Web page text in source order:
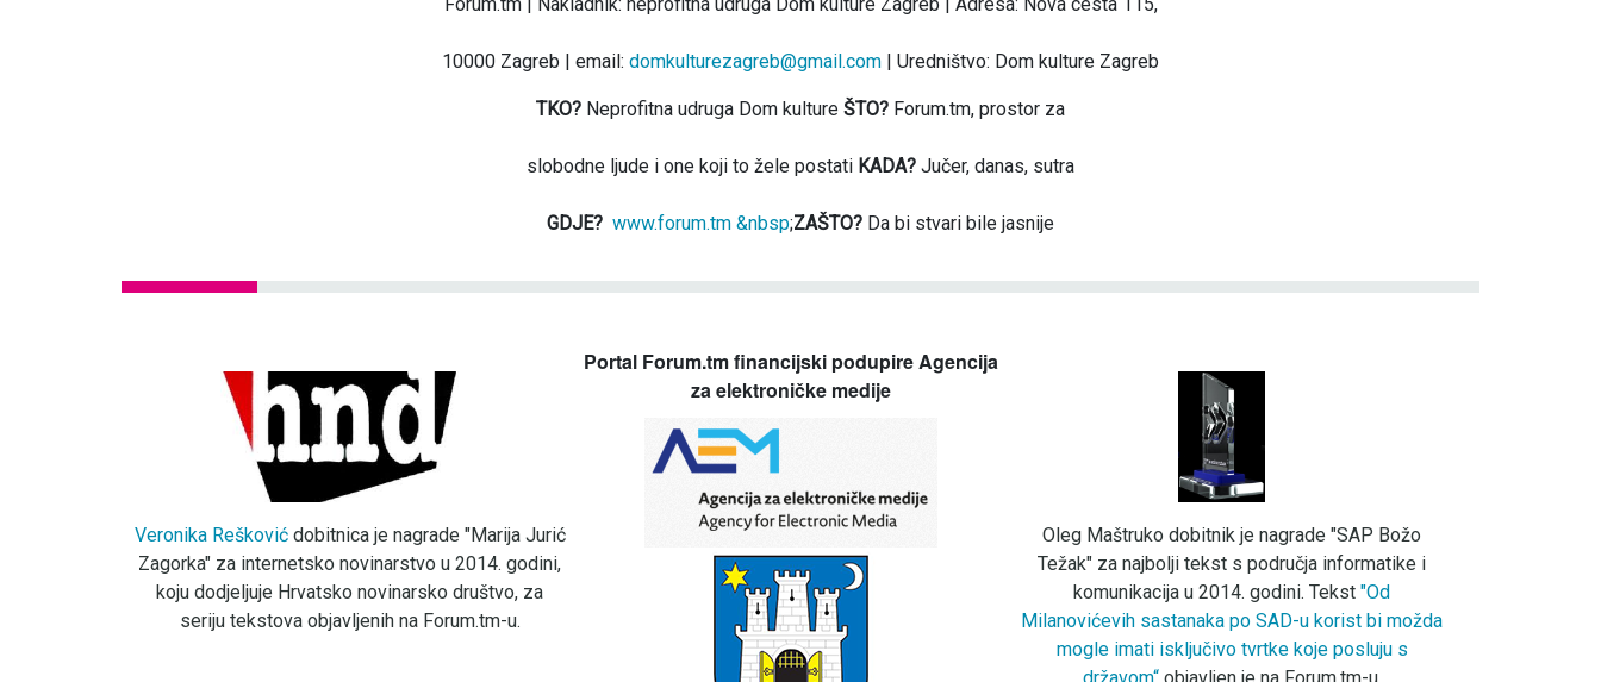
10000 Zagreb | email: domkulturezagreb@gmail.com | Uredništvo: Dom kulture Zagreb
TKO? Neprofitna udruga Dom kulture ŠTO? Forum.tm, prostor za
slobodne ljude i one koji to žele postati KADA? Jučer, danas, sutra
GDJE? www.forum.tm &nbsp;ZAŠTO? Da bi stvari bile jasnije
Veronika Reškovićdobitnica je nagrade "Marija Jurić
Zagorka" za internetsko novinarstvo u 2014. godini,
koju dodjeljuje Hrvatsko novinarsko društvo, za
seriju tekstova objavljenih na Forum.tm-u.
Portal Forum.tm financijski podupire Agencija
za elektroničke medije
Oleg Maštruko dobitnik je nagrade "SAP Božo
Težak" za najbolji tekst s područja informatike i
komunikacija u 2014. godini. Tekst"Od
Milanovićevih sastanaka po SAD-u korist bi možda
mogle imati isključivo tvrtke koje posluju s
državom“objavljen je na Forum.tm-u.